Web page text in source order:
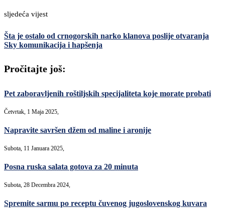
sljedeća vijest
Šta je ostalo od crnogorskih narko klanova poslije otvaranja
Sky komunikacija i hapšenja
Pročitajte još:
Pet zaboravljenih roštiljskih specijaliteta koje morate probati
Četvrtak, 1 Maja 2025,
Napravite savršen džem od maline i aronije
Subota, 11 Januara 2025,
Posna ruska salata gotova za 20 minuta
Subota, 28 Decembra 2024,
Spremite sarmu po receptu čuvenog jugoslovenskog kuvara